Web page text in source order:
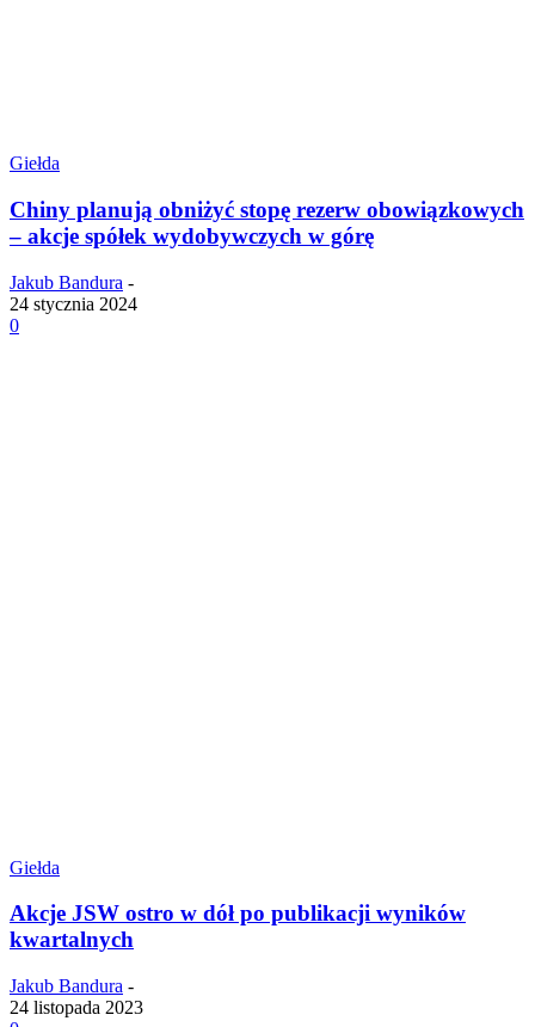
Giełda
Chiny planują obniżyć stopę rezerw obowiązkowych
– akcje spółek wydobywczych w górę
Jakub Bandura -
24 stycznia 2024
0
Giełda
Akcje JSW ostro w dół po publikacji wyników
kwartalnych
Jakub Bandura -
24 listopada 2023